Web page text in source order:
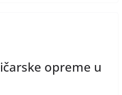
opreme u